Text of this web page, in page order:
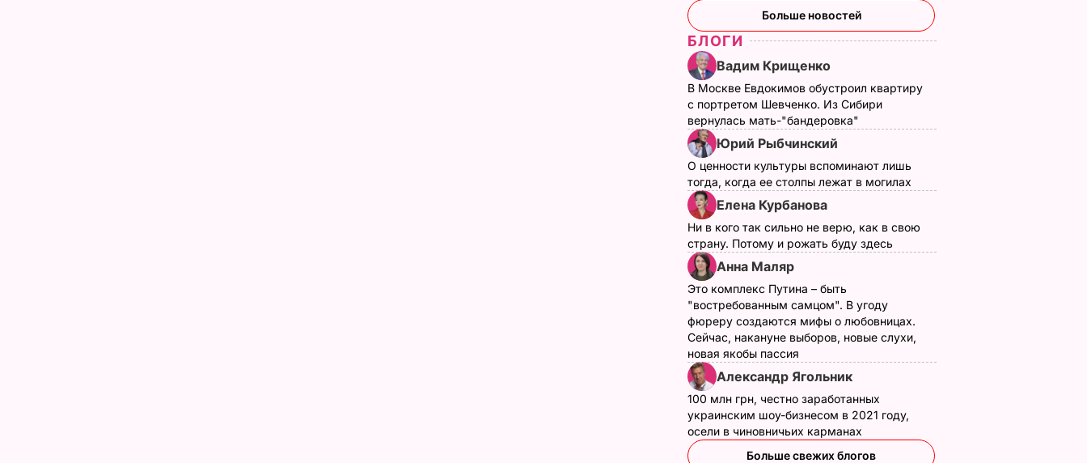
Больше новостей
БЛОГИ
Вадим Крищенко
В Москве Евдокимов обустроил квартиру
с портретом Шевченко. Из Сибири
вернулась мать-"бандеровка"
Юрий Рыбчинский
О ценности культуры вспоминают лишь
тогда, когда ее столпы лежат в могилах
Елена Курбанова
Ни в кого так сильно не верю, как в свою
страну. Потому и рожать буду здесь
Анна Маляр
Это комплекс Путина – быть
"востребованным самцом". В угоду
фюреру создаются мифы о любовницах.
Сейчас, накануне выборов, новые слухи,
новая якобы пассия
Александр Ягольник
100 млн грн, честно заработанных
украинским шоу-бизнесом в 2021 году,
осели в чиновничьих карманах
Больше свежих блогов